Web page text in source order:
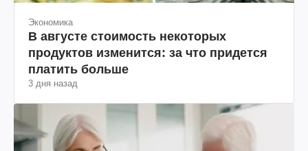
Экономика
В августе стоимость некоторых
продуктов изменится: за что придется
платить больше
3 дня назад